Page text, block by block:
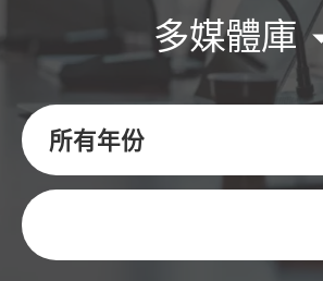
多媒體庫
所有年份
關鍵字